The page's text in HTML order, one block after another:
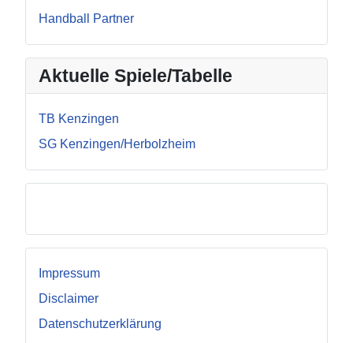
Handball Partner
Aktuelle Spiele/Tabelle
TB Kenzingen
SG Kenzingen/Herbolzheim
Impressum
Disclaimer
Datenschutzerklärung